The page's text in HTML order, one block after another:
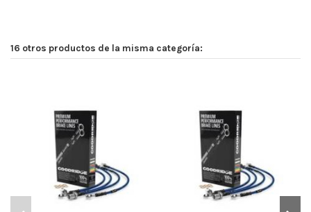
16 otros productos de la misma categoría: